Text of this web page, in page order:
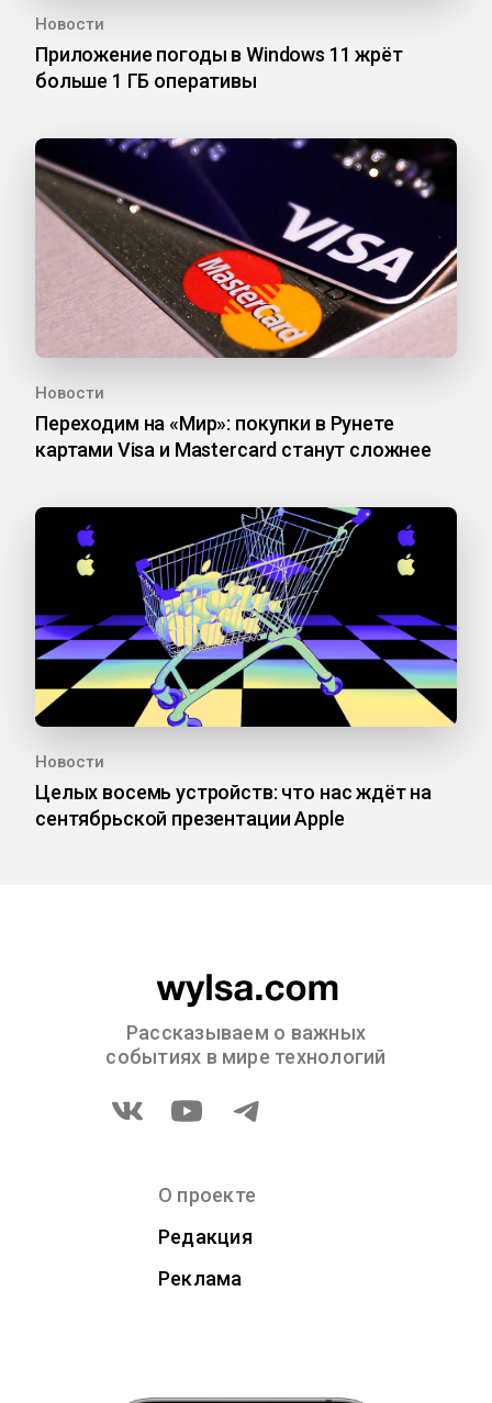
Новости
Приложение погоды в Windows 11 жрёт
больше 1 ГБ оперативы
Новости
Переходим на «Мир»: покупки в Рунете
картами Visa и Mastercard станут сложнее
Новости
Целых восемь устройств: что нас ждёт на
сентябрьской презентации Apple
Рассказываем о важных
событиях в мире технологий
О проекте
Редакция
Реклама